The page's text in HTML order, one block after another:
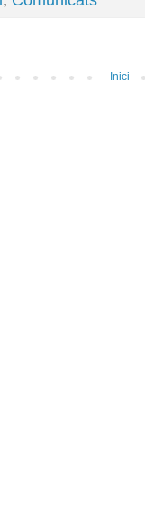
Inici